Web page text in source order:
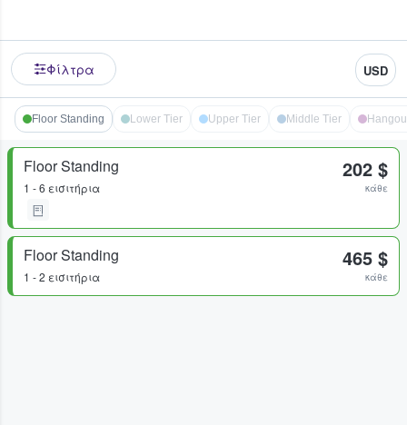
Φίλτρα USD
Floor Standing Lower Tier Upper Tier Middle Tier
Floor Standing
1 - 6 εισιτήρια
202 $
κάθε
Floor Standing
1 - 2 εισιτήρια
465 $
κάθε